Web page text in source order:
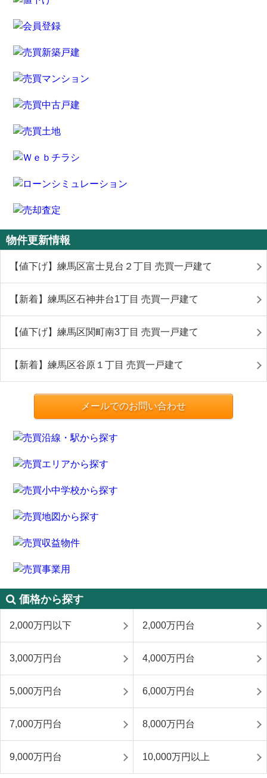
物件更新情報
【値下げ】練馬区富士見台２丁目 売買一戸建て
【新着】練馬区石神井台1丁目 売買一戸建て
【値下げ】練馬区関町南3丁目 売買一戸建て
【新着】練馬区谷原１丁目 売買一戸建て
メールでのお問い合わせ
価格から探す
2,000万円以下 2,000万円台
3,000万円台 4,000万円台
5,000万円台 6,000万円台
7,000万円台 8,000万円台
9,000万円台 10,000万円以上